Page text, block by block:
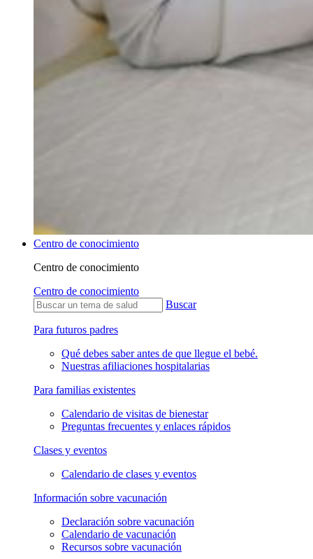
Centro de conocimiento
Centro de conocimiento
Centro de conocimiento
Buscar
Para futuros padres
Qué debes saber antes de que llegue el bebé.
Nuestras afiliaciones hospitalarias
Para familias existentes
Calendario de visitas de bienestar
Preguntas frecuentes y enlaces rápidos
Clases y eventos
Calendario de clases y eventos
Información sobre vacunación
Declaración sobre vacunación
Calendario de vacunación
Recursos sobre vacunación